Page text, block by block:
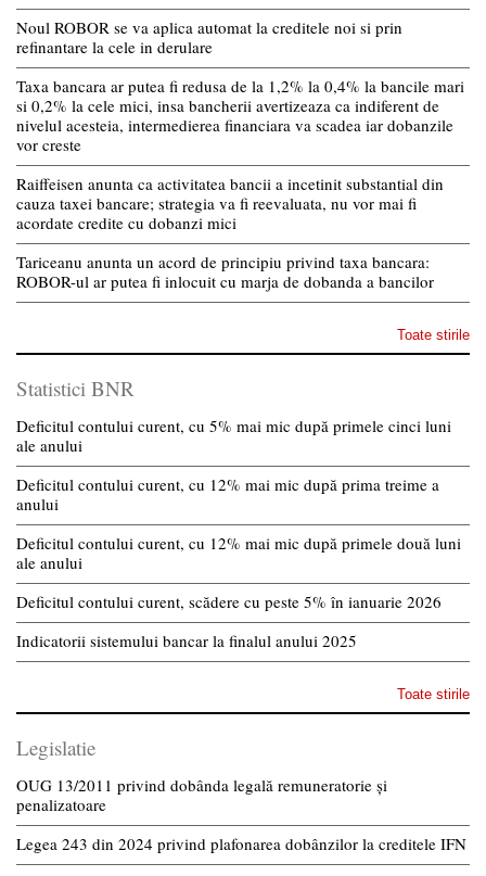
Noul ROBOR se va aplica automat la creditele noi si prin
refinantare la cele in derulare
Taxa bancara ar putea fi redusa de la 1,2% la 0,4% la bancile mari
si 0,2% la cele mici, insa bancherii avertizeaza ca indiferent de
nivelul acesteia, intermedierea financiara va scadea iar dobanzile
vor creste
Raiffeisen anunta ca activitatea bancii a incetinit substantial din
cauza taxei bancare; strategia va fi reevaluata, nu vor mai fi
acordate credite cu dobanzi mici
Tariceanu anunta un acord de principiu privind taxa bancara:
ROBOR-ul ar putea fi inlocuit cu marja de dobanda a bancilor
Toate stirile
Statistici BNR
Deficitul contului curent, cu 5% mai mic după primele cinci luni
ale anului
Deficitul contului curent, cu 12% mai mic după prima treime a
anului
Deficitul contului curent, cu 12% mai mic după primele două luni
ale anului
Deficitul contului curent, scădere cu peste 5% în ianuarie 2026
Indicatorii sistemului bancar la finalul anului 2025
Toate stirile
Legislatie
OUG 13/2011 privind dobânda legală remuneratorie și
penalizatoare
Legea 243 din 2024 privind plafonarea dobânzilor la creditele IFN